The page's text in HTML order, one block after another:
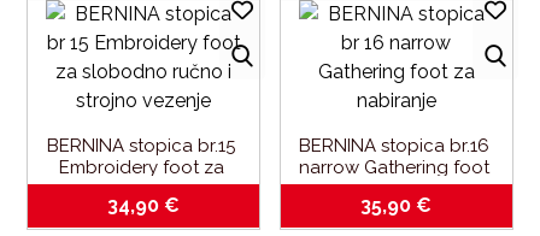
BERNINA stopica br.15
Embroidery foot za
slobodno-ručno i strojno
vezenje
34,90 €
BERNINA stopica br.16
narrow Gathering foot
za nabiranje
35,90 €